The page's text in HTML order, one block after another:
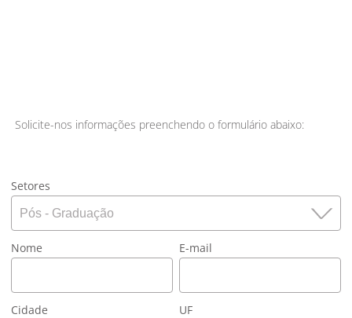
Solicite-nos informações preenchendo o formulário abaixo:
Setores
Nome E-mail
Cidade UF